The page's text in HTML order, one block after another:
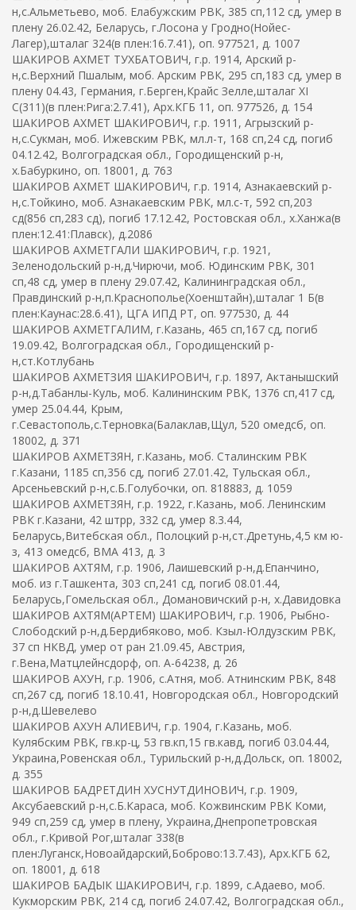
н,с.Альметьево, моб. Елабужским РВК, 385 сп,112 сд, умер в
плену 26.02.42, Беларусь, г.Лосона у Гродно(Нойес-
Лагер),шталаг 324(в плен:16.7.41), оп. 977521, д. 1007
ШАКИРОВ АХМЕТ ТУХБАТОВИЧ, г.р. 1914, Арский р-
н,с.Верхний Пшалым, моб. Арским РВК, 295 сп,183 сд, умер в
плену 04.43, Германия, г.Берген,Крайс Зелле,шталаг XI
C(311)(в плен:Рига:2.7.41), Арх.КГБ 11, оп. 977526, д. 154
ШАКИРОВ АХМЕТ ШАКИРОВИЧ, г.р. 1911, Агрызский р-
н,с.Сукман, моб. Ижевским РВК, мл.л-т, 168 сп,24 сд, погиб
04.12.42, Волгоградская обл., Городищенский р-н,
х.Бабуркино, оп. 18001, д. 763
ШАКИРОВ АХМЕТ ШАКИРОВИЧ, г.р. 1914, Азнакаевский р-
н,с.Тойкино, моб. Азнакаевским РВК, мл.с-т, 592 сп,203
сд(856 сп,283 сд), погиб 17.12.42, Ростовская обл., х.Ханжа(в
плен:12.41:Плавск), д.2086
ШАКИРОВ АХМЕТГАЛИ ШАКИРОВИЧ, г.р. 1921,
Зеленодольский р-н,д.Чирючи, моб. Юдинским РВК, 301
сп,48 сд, умер в плену 29.07.42, Калининградская обл.,
Правдинский р-н,п.Краснополье(Хоенштайн),шталаг 1 Б(в
плен:Каунас:28.6.41), ЦГА ИПД РТ, оп. 977530, д. 44
ШАКИРОВ АХМЕТГАЛИМ, г.Казань, 465 сп,167 сд, погиб
19.09.42, Волгоградская обл., Городищенский р-
н,ст.Котлубань
ШАКИРОВ АХМЕТЗИЯ ШАКИРОВИЧ, г.р. 1897, Актанышский
р-н,д.Табанлы-Куль, моб. Калининским РВК, 1376 сп,417 сд,
умер 25.04.44, Крым,
г.Севастополь,с.Терновка(Балаклав,Щул, 520 омедсб, оп.
18002, д. 371
ШАКИРОВ АХМЕТЗЯН, г.Казань, моб. Сталинским РВК
г.Казани, 1185 сп,356 сд, погиб 27.01.42, Тульская обл.,
Арсеньевский р-н,с.Б.Голубочки, оп. 818883, д. 1059
ШАКИРОВ АХМЕТЗЯН, г.р. 1922, г.Казань, моб. Ленинским
РВК г.Казани, 42 штрр, 332 сд, умер 8.3.44,
Беларусь,Витебская обл., Полоцкий р-н,ст.Дретунь,4,5 км ю-
з, 413 омедсб, ВМА 413, д. 3
ШАКИРОВ АХТЯМ, г.р. 1906, Лаишевский р-н,д.Епанчино,
моб. из г.Ташкента, 303 сп,241 сд, погиб 08.01.44,
Беларусь,Гомельская обл., Домановичский р-н, х.Давидовка
ШАКИРОВ АХТЯМ(АРТЕМ) ШАКИРОВИЧ, г.р. 1906, Рыбно-
Слободский р-н,д.Бердибяково, моб. Кзыл-Юлдузским РВК,
37 сп НКВД, умер от ран 21.09.45, Австрия,
г.Вена,Матцлейнсдорф, оп. А-64238, д. 26
ШАКИРОВ АХУН, г.р. 1906, с.Атня, моб. Атнинским РВК, 848
сп,267 сд, погиб 18.10.41, Новгородская обл., Новгородский
р-н,д.Шевелево
ШАКИРОВ АХУН АЛИЕВИЧ, г.р. 1904, г.Казань, моб.
Кулябским РВК, гв.кр-ц, 53 гв.кп,15 гв.кавд, погиб 03.04.44,
Украина,Ровенская обл., Турильский р-н,д.Дольск, оп. 18002,
д. 355
ШАКИРОВ БАДРЕТДИН ХУСНУТДИНОВИЧ, г.р. 1909,
Аксубаевский р-н,с.Б.Караса, моб. Кожвинским РВК Коми,
949 сп,259 сд, умер в плену, Украина,Днепропетровская
обл., г.Кривой Рог,шталаг 338(в
плен:Луганск,Новоайдарский,Боброво:13.7.43), Арх.КГБ 62,
оп. 18001, д. 618
ШАКИРОВ БАДЫК ШАКИРОВИЧ, г.р. 1899, с.Адаево, моб.
Кукморским РВК, 214 сд, погиб 24.07.42, Волгоградская обл.,